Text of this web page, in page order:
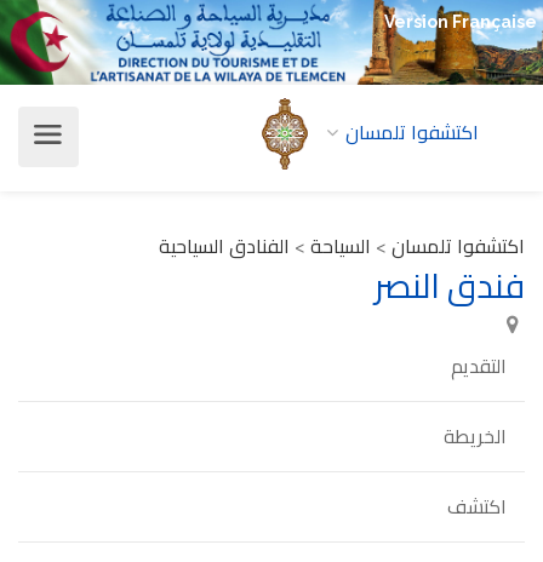
Version Française
اكتشفوا تلمسان
اكتشفوا تلمسان> السياحة> الفنادق السياحية
فندق النصر
التقديم
الخريطة
اكتشف